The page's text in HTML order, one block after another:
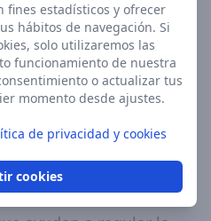
fines estadísticos y ofrecer
hábitos de navegación. Si
solo utilizaremos las
funcionamiento de nuestra
o actualizar tus
momento desde ajustes.
de privacidad y cookies
cookies
Se utilizan en
rápido de
su uso suele
cortos debido al
y tolerancia.
que los
la ansiedad de
con Ansiedad?
4.8on Google